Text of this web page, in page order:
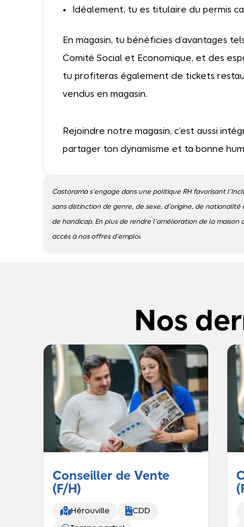
Idéalement, tu es titulaire du permis
En magasin, tu bénéficies d’avantages
Comité Social et Economique, et des
tu profiteras également de tickets
vendus en magasin.
Rejoindre notre magasin, c’est aussi
partager ton dynamisme et ta bonne
Castorama s’engage dans une politique RH favorisant
sans distinction de genre, de sexe, d’origine, de
de handicap. En plus de rendre l’amélioration de la
accès à nos offres d’emploi.
Nos
Conseiller de Vente
(F/H)
Hérouville CDD